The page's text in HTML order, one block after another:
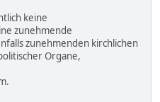
keine
zunehmende
zunehmenden kirchlichen
Organe,